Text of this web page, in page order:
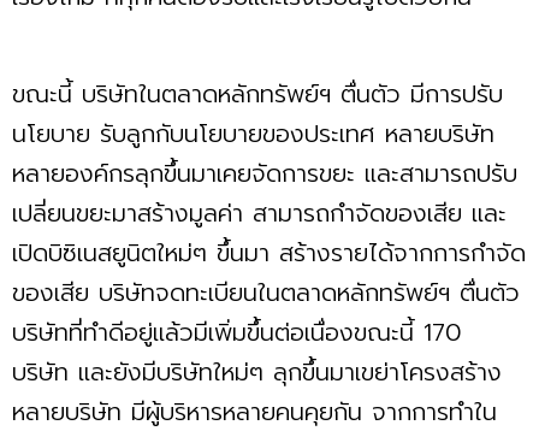
ขณะนี้ บริษัทในตลาดหลักทรัพย์ฯ ตื่นตัว มีการปรับ
นโยบาย รับลูกกับนโยบายของประเทศ หลายบริษัท
หลายองค์กรลุกขึ้นมาเคยจัดการขยะ และสามารถปรับ
เปลี่ยนขยะมาสร้างมูลค่า สามารถกำจัดของเสีย และ
เปิดบิซิเนสยูนิตใหม่ๆ ขึ้นมา สร้างรายได้จากการกำจัด
ของเสีย บริษัทจดทะเบียนในตลาดหลักทรัพย์ฯ ตื่นตัว
บริษัทที่ทำดีอยู่แล้วมีเพิ่มขึ้นต่อเนื่องขณะนี้ 170
บริษัท และยังมีบริษัทใหม่ๆ ลุกขึ้นมาเขย่าโครงสร้าง
หลายบริษัท มีผู้บริหารหลายคนคุยกัน จากการทำใน